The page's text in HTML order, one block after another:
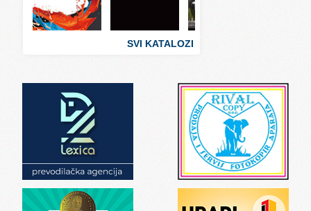
Svet zanimljivosti
Svet zdravlja
SVI KATALOZI